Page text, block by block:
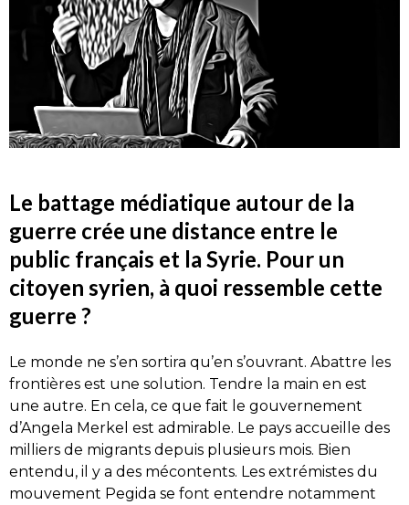
Le battage médiatique autour de la
guerre crée une distance entre le
public français et la Syrie. Pour un
citoyen syrien, à quoi ressemble cette
guerre ?
Le monde ne s’en sortira qu’en s’ouvrant. Abattre les
frontières est une solution. Tendre la main en est
une autre. En cela, ce que fait le gouvernement
d’Angela Merkel est admirable. Le pays accueille des
milliers de migrants depuis plusieurs mois. Bien
entendu, il y a des mécontents. Les extrémistes du
mouvement Pegida se font entendre notamment